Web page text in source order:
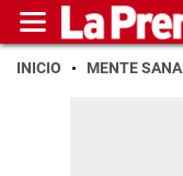
INICIO MENTE SANA